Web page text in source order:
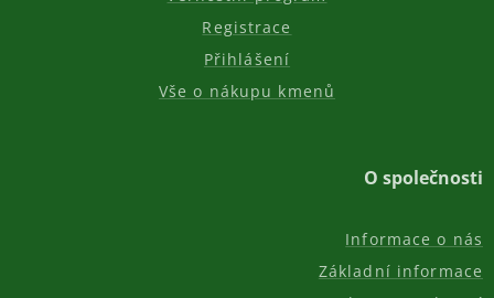
Registrace
Přihlášení
Vše o nákupu kmenů
O společnosti
Informace o nás
Základní informace